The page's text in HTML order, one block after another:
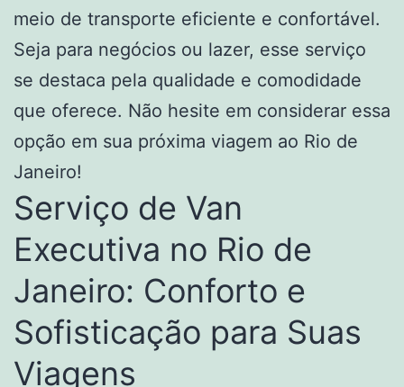
meio de transporte eficiente e confortável.
Seja para negócios ou lazer, esse serviço
se destaca pela qualidade e comodidade
que oferece. Não hesite em considerar essa
opção em sua próxima viagem ao Rio de
Janeiro!
Serviço de Van
Executiva no Rio de
Janeiro: Conforto e
Sofisticação para Suas
Viagens